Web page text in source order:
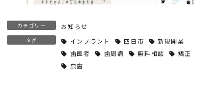
カテゴリー お知らせ
タグ インプラント 四日市
新規開業
歯医者
歯周病 無料相談
矯正
虫歯